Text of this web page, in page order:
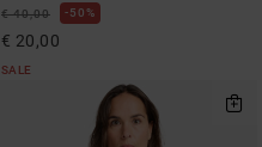
€ 40,00 50%
€ 20,00
SALE